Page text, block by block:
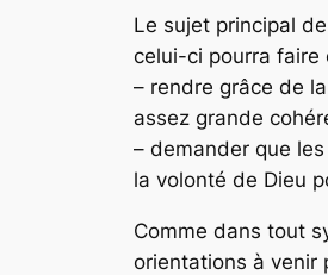
Le sujet principal
celui-ci pourra faire
– rendre grâce de
assez grande
– demander que
la volonté de Dieu
Comme dans tout
orientations à venir